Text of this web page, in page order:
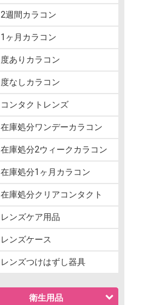
2週間カラコン
1ヶ月カラコン
度ありカラコン
度なしカラコン
コンタクトレンズ
在庫処分ワンデーカラコン
在庫処分2ウィークカラコン
在庫処分1ヶ月カラコン
在庫処分クリアコンタクト
レンズケア用品
レンズケース
レンズつけはずし器具
衛生用品